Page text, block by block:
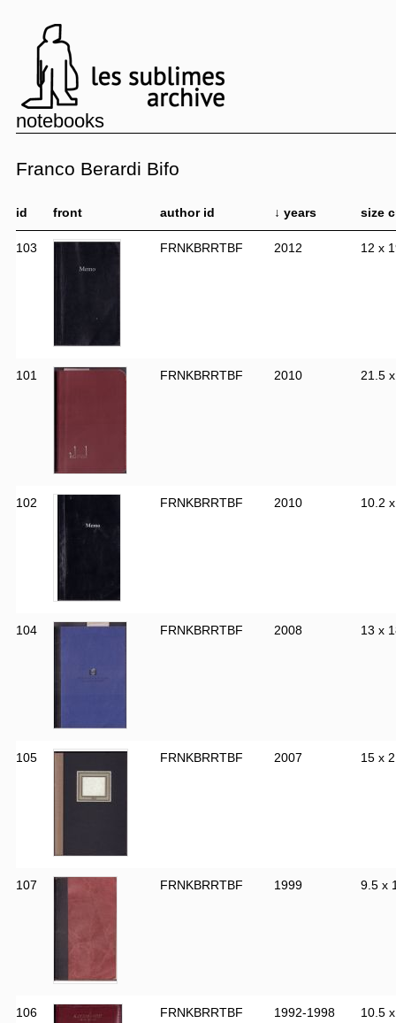
notebooks
Franco Berardi Bifo
id front author id ↓ years size
103 FRNKBRRTBF 2012 12 x
101 FRNKBRRTBF 2010 21.5
102 FRNKBRRTBF 2010 10.2
104 FRNKBRRTBF 2008 13 x
105 FRNKBRRTBF 2007 15 x
107 FRNKBRRTBF 1999 9.5 x
106 FRNKBRRTBF 1992-1998 10.5